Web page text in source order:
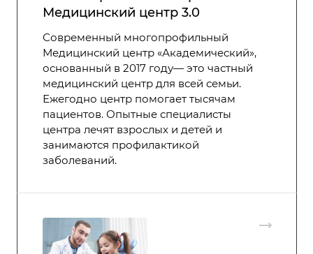
Медицинский центр 3.0
Современный многопрофильный
Медицинский центр «Академический»,
основанный в 2017 году— это частный
медицинский центр для всей семьи.
Ежегодно центр помогает тысячам
пациентов. Опытные специалисты
центра лечят взрослых и детей и
занимаются профилактикой
заболеваний.